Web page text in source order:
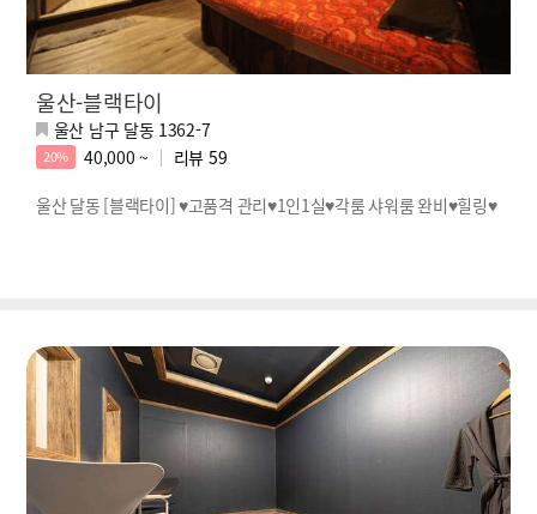
울산-블랙타이
울산 남구 달동 1362-7
20% 40,000 ~ 리뷰 59
울산 달동 [블랙타이] ♥고품격 관리♥1인1실♥각룸 샤워룸 완비♥힐링♥